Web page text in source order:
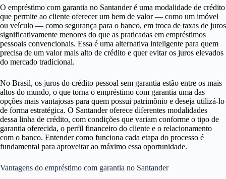
O empréstimo com garantia no Santander é uma modalidade de crédito
que permite ao cliente oferecer um bem de valor — como um imóvel
ou veículo — como segurança para o banco, em troca de taxas de juros
significativamente menores do que as praticadas em empréstimos
pessoais convencionais. Essa é uma alternativa inteligente para quem
precisa de um valor mais alto de crédito e quer evitar os juros elevados
do mercado tradicional.
No Brasil, os juros do crédito pessoal sem garantia estão entre os mais
altos do mundo, o que torna o empréstimo com garantia uma das
opções mais vantajosas para quem possui patrimônio e deseja utilizá-lo
de forma estratégica. O Santander oferece diferentes modalidades
dessa linha de crédito, com condições que variam conforme o tipo de
garantia oferecida, o perfil financeiro do cliente e o relacionamento
com o banco. Entender como funciona cada etapa do processo é
fundamental para aproveitar ao máximo essa oportunidade.
Vantagens do empréstimo com garantia no Santander